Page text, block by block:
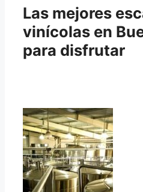
Las mejores
vinícolas en
para disfrutar